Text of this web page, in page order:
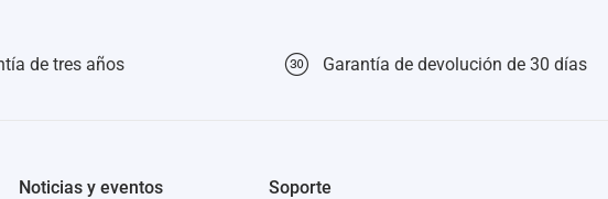
de tres años Garantía de devolución de 30 días
Noticias y eventos Soporte